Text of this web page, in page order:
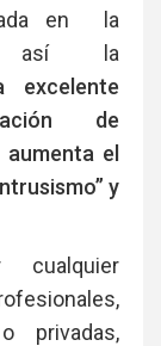
en la
así la
excelente
de
el
y
cualquier
privadas,